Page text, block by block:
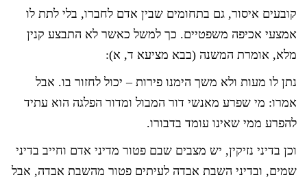
קובעים איסור, גם בתחומים שבין אדם לחברו, בלי לתת לו
אמצעי אכיפה משפטיים. כך למשל כאשר לא התבצע קנין
מלא, אומרת המשנה (בבא מציעא ד, א):
נתן לו מעות ולא משך הימנו פירות – יכול לחזור בו. אבל
אמרו: מי שפרע מאנשי דור המבול ומדור הפלגה הוא עתיד
להפרע ממי שאינו עומד בדבורו.
וכן בדיני נזיקין, יש מצבים שבם פטור מדיני אדם וחייב בדיני
שמים, ובדיני השבת אבדה לעיתים פטור מהשבת אבדה, אבל